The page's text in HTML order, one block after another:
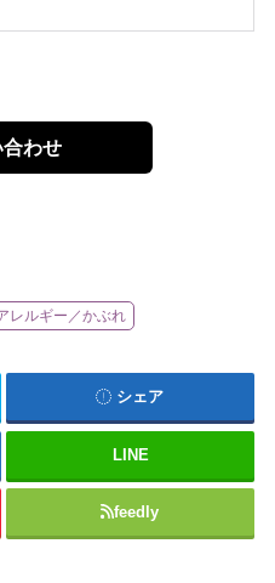
わせ
レルギー／かぶれ
シェア
LINE
feedly